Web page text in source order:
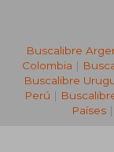
Buscalibre
Colombia |
Buscalibre
Perú |
Países |